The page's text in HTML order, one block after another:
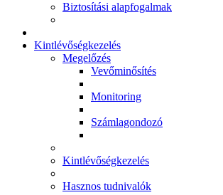
Biztosítási alapfogalmak
Kintlévőségkezelés
Megelőzés
Vevőminősítés
Monitoring
Számlagondozó
Kintlévőségkezelés
Hasznos tudnivalók